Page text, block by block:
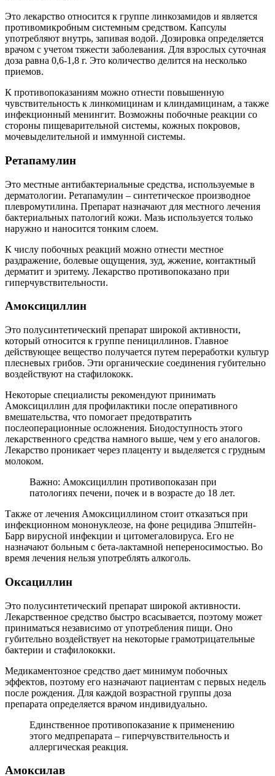
Это лекарство относится к группе линкозамидов и является
противомикробным системным средством. Капсулы
употребляют внутрь, запивая водой. Дозировка определяется
врачом с учетом тяжести заболевания. Для взрослых суточная
доза равна 0,6-1,8 г. Это количество делится на несколько
приемов.
К противопоказаниям можно отнести повышенную
чувствительность к линкомицинам и клиндамицинам, а также
инфекционный менингит. Возможны побочные реакции со
стороны пищеварительной системы, кожных покровов,
мочевыделительной и иммунной системы.
Ретапамулин
Это местные антибактериальные средства, используемые в
дерматологии. Ретапамулин – синтетическое производное
плевромутилина. Препарат назначают для местного лечения
бактериальных патологий кожи. Мазь используется только
наружно и наносится тонким слоем.
К числу побочных реакций можно отнести местное
раздражение, болевые ощущения, зуд, жжение, контактный
дерматит и эритему. Лекарство противопоказано при
гиперчувствительности.
Амоксициллин
Это полусинтетический препарат широкой активности,
который относится к группе пенициллинов. Главное
действующее вещество получается путем переработки культур
плесневых грибов. Эти органические соединения губительно
воздействуют на стафилококк.
Некоторые специалисты рекомендуют принимать
Амоксициллин для профилактики после оперативного
вмешательства, что помогает предотвратить
послеоперационные осложнения. Биодоступность этого
лекарственного средства намного выше, чем у его аналогов.
Лекарство проникает через плаценту и выделяется с грудным
молоком.
Важно: Амоксициллин противопоказан при
патологиях печени, почек и в возрасте до 18 лет.
Также от лечения Амоксициллином стоит отказаться при
инфекционном мононуклеозе, на фоне рецидива Эпштейн-
Барр вирусной инфекции и цитомегаловируса. Его не
назначают больным с бета-лактамной непереносимостью. Во
время лечения нельзя употреблять алкоголь.
Оксациллин
Это полусинтетический препарат широкой активности.
Лекарственное средство быстро всасывается, поэтому может
приниматься независимо от употребления пищи. Оно
губительно воздействует на некоторые грамотрицательные
бактерии и стафилококки.
Медикаментозное средство дает минимум побочных
эффектов, поэтому его назначают пациентам с первых недель
после рождения. Для каждой возрастной группы доза
препарата определяется врачом индивидуально.
Единственное противопоказание к применению
этого медпрепарата – гиперчувствительность и
аллергическая реакция.
Амоксилав